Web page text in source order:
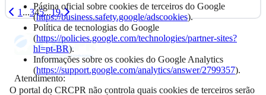
1...345...19
Atendimento:
Página oficial sobre cookies de terceiros do Google
(https://business.safety.google/adscookies).
Política de tecnologias do Google
(https://policies.google.com/technologies/partner-sites?
hl=pt-BR).
Informações sobre os cookies do Google Analytics
(https://support.google.com/analytics/answer/2799357).
O portal do CRCPR não controla quais cookies de terceiros serão